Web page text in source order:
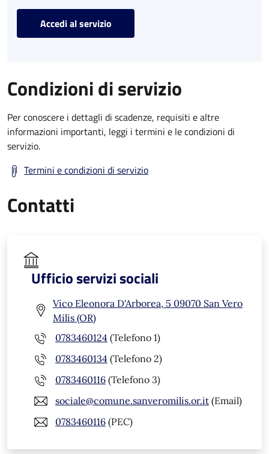
Accedi al servizio
Condizioni di servizio
Per conoscere i dettagli di scadenze, requisiti e altre
informazioni importanti, leggi i termini e le condizioni di
servizio.
Termini e condizioni di servizio
Contatti
Ufficio servizi sociali
Vico Eleonora D'Arborea, 5 09070 San Vero
Milis (OR)
0783460124 (Telefono 1)
0783460134 (Telefono 2)
0783460116 (Telefono 3)
sociale@comune.sanveromilis.or.it (Email)
0783460116 (PEC)